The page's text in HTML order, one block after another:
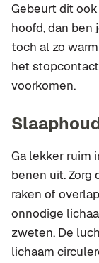
Gebeurt dit
hoofd, dan
toch al zo
het
voorkomen.
Ga lekker ruim
benen uit. Zorg
raken of
onnodige
zweten. De
lichaam